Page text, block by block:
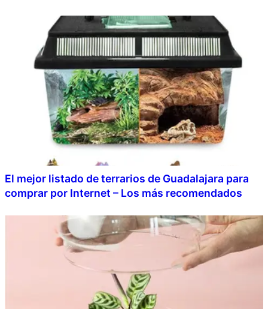
El mejor listado de terrarios de Guadalajara para
comprar por Internet – Los más recomendados